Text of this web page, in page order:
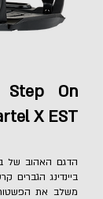
Step On
X EST
הדגם האהוב של
משלב את